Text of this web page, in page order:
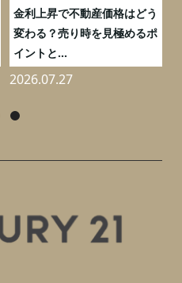
金利上昇で不動産価格はどう
変わる？売り時を見極めるポ
イントと...
2026.07.27